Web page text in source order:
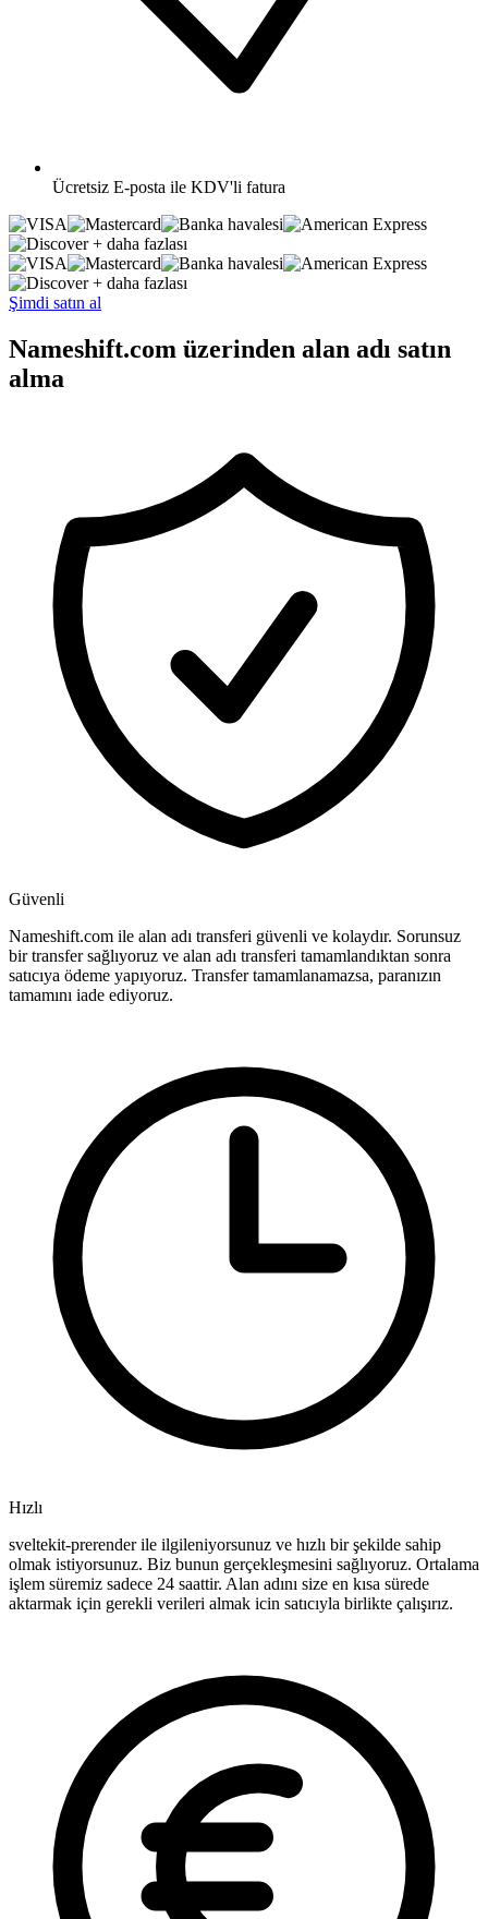
Ücretsiz E-posta ile KDV'li fatura
+ daha fazlası
+ daha fazlası
Şimdi satın al
Nameshift.com üzerinden alan adı satın
alma
Güvenli
Nameshift.com ile alan adı transferi güvenli ve kolaydır. Sorunsuz
bir transfer sağlıyoruz ve alan adı transferi tamamlandıktan sonra
satıcıya ödeme yapıyoruz. Transfer tamamlanamazsa, paranızın
tamamını iade ediyoruz.
Hızlı
sveltekit-prerender ile ilgileniyorsunuz ve hızlı bir şekilde sahip
olmak istiyorsunuz. Biz bunun gerçekleşmesini sağlıyoruz. Ortalama
işlem süremiz sadece 24 saattir. Alan adını size en kısa sürede
aktarmak için gerekli verileri almak icin satıcıyla birlikte çalışırız.